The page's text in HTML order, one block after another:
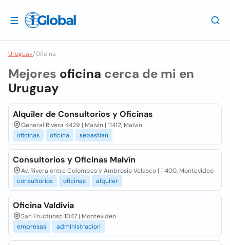
Uruguay/Oficina
Mejores oficina cerca de mi en
Uruguay
Alquiler de Consultorios y Oficinas
General Rivera 4429 | Malvín | 11412, Malvin
oficinas
oficina sebastian
Consultorios y Oficinas Malvín
Av. Rivera entre Colombes y Ambrosio Velasco | 11400, Montevideo
consultorios
oficinas alquiler
Oficina Valdivia
San Fructuoso 1047 | Montevideo
empresas
administracion